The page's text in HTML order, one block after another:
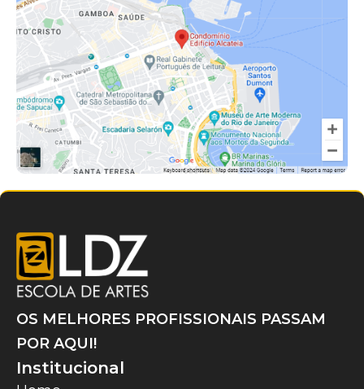
OS MELHORES PROFISSIONAIS PASSAM
POR AQUI!
Institucional